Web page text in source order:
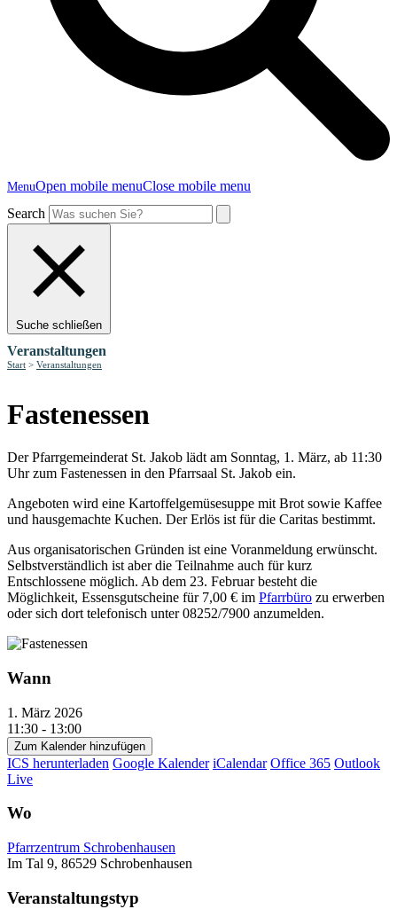
MenuOpen mobile menuClose mobile menu
Search
Suche schließen
Veranstaltungen
Start > Veranstaltungen
Fastenessen
Der Pfarrgemeinderat St. Jakob lädt am Sonntag, 1. März, ab 11:30
Uhr zum Fastenessen in den Pfarrsaal St. Jakob ein.
Angeboten wird eine Kartoffelgemüsesuppe mit Brot sowie Kaffee
und hausgemachte Kuchen. Der Erlös ist für die Caritas bestimmt.
Aus organisatorischen Gründen ist eine Voranmeldung erwünscht.
Selbstverständlich ist aber die Teilnahme auch für kurz
Entschlossene möglich. Ab dem 23. Februar besteht die
Möglichkeit, Essensgutscheine für 7,00 € im Pfarrbüro zu erwerben
oder sich dort telefonisch unter 08252/7900 anzumelden.
Wann
1. März 2026
11:30 - 13:00
Zum Kalender hinzufügen
ICS herunterladen Google Kalender iCalendar Office 365 Outlook
Live
Wo
Pfarrzentrum Schrobenhausen
Im Tal 9, 86529 Schrobenhausen
Veranstaltungstyp